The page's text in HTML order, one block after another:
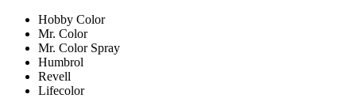
Hobby Color
Mr. Color
Mr. Color Spray
Humbrol
Revell
Lifecolor